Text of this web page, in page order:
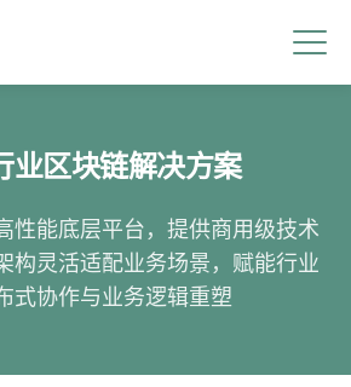
业区块链解决方案
性能底层平台，提供商用级技术
构灵活适配业务场景，赋能行业
式协作与业务逻辑重塑